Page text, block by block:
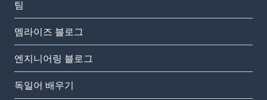
팀
멤라이즈 블로그
엔지니어링 블로그
독일어 배우기